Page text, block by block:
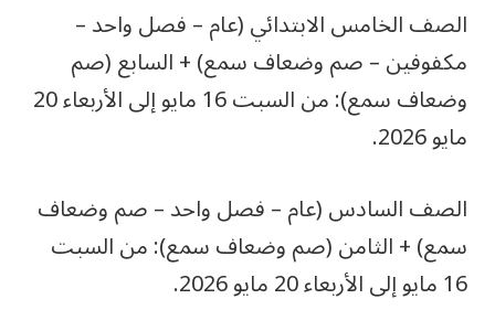
الصف الخامس الابتدائي (عام – فصل واحد –
مكفوفين – صم وضعاف سمع) + السابع (صم
وضعاف سمع): من السبت 16 مايو إلى الأربعاء 20
مايو 2026.
الصف السادس (عام – فصل واحد – صم وضعاف
سمع) + الثامن (صم وضعاف سمع): من السبت
16 مايو إلى الأربعاء 20 مايو 2026.